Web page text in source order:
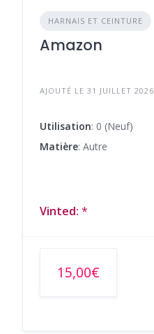
HARNAIS ET CEINTURE
Amazon
AJOUTÉ LE 31 JUILLET 2026
Utilisation: 0 (Neuf)
Matière: Autre
Vinted: *
15,00€